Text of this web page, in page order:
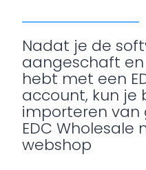
Nadat je de
aangeschaft
hebt met een
account, kun je
importeren van
EDC
webshop